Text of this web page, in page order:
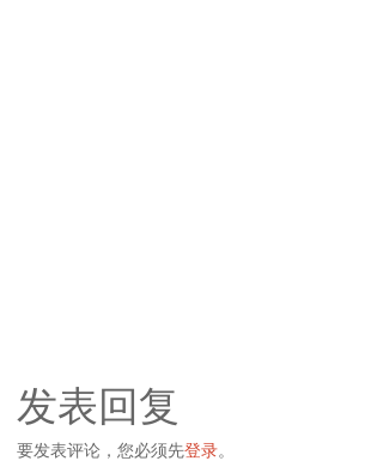
发表回复
要发表评论，您必须先登录。